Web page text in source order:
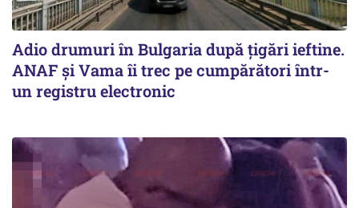
Adio drumuri în Bulgaria după țigări ieftine.
ANAF și Vama îi trec pe cumpărători într-
un registru electronic